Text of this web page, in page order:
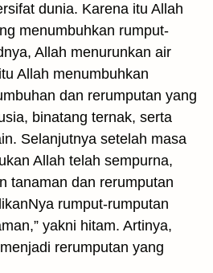
dunia. Karena itu Allah
menumbuhkan rumput-
Allah menurunkan air
Allah menumbuhkan
dan rerumputan yang
binatang ternak, serta
Selanjutnya setelah masa
Allah telah sempurna,
tanaman dan rerumputan
rumput-rumputan
yakni hitam. Artinya,
rerumputan yang